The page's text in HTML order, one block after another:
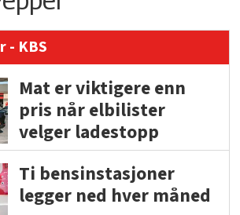
- KBS
Mat er viktigere enn
pris når elbilister
velger ladestopp
Ti bensinstasjoner
legger ned hver måned